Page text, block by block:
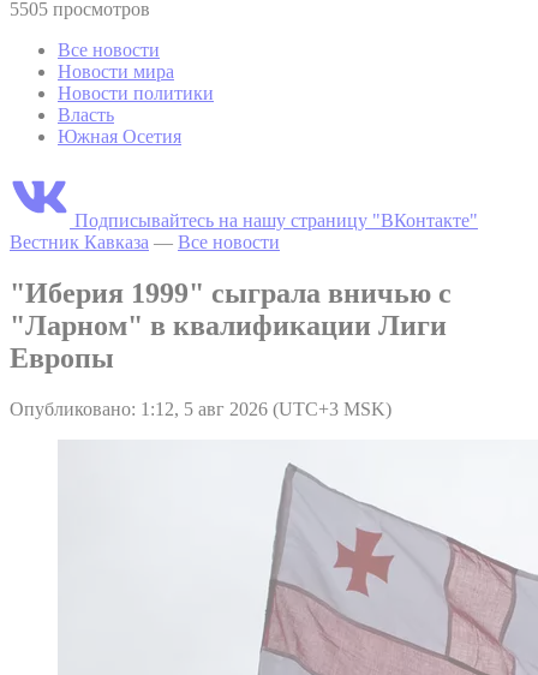
5505 просмотров
Все новости
Новости мира
Новости политики
Власть
Южная Осетия
Подписывайтесь на нашу страницу "ВКонтакте"
Вестник Кавказа — Все новости
"Иберия 1999" сыграла вничью с
"Ларном" в квалификации Лиги
Европы
Опубликовано: 1:12, 5 авг 2026 (UTC+3 MSK)